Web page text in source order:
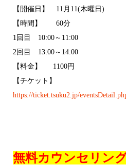
【開催日】 11月11(木曜日)
【時間】 60分
1回目 10:00～11:00
2回目 13:00～14:00
【料金】 1100円
【チケット】
https://ticket.tsuku2.jp/event
無料カウンセリン